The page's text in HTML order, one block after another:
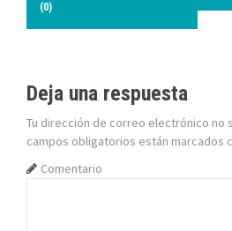
v
g
a
c
(0)
Deja una respuesta
Tu dirección de correo electrónico no
campos obligatorios están marcados
Comentario